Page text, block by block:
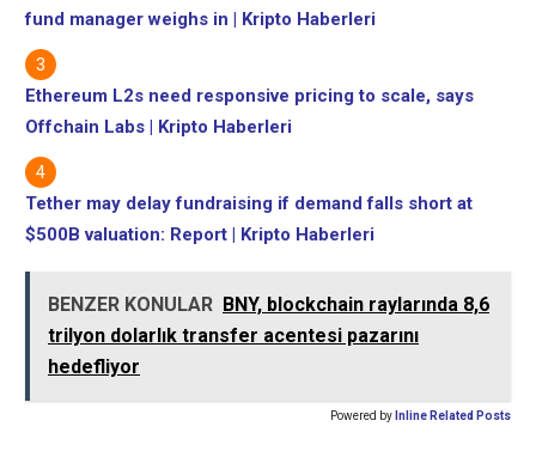
fund manager weighs in | Kripto Haberleri
Ethereum L2s need responsive pricing to scale, says
Offchain Labs | Kripto Haberleri
Tether may delay fundraising if demand falls short at
$500B valuation: Report | Kripto Haberleri
BENZER KONULAR BNY, blockchain raylarında 8,6
trilyon dolarlık transfer acentesi pazarını
hedefliyor
Powered by Inline Related Posts